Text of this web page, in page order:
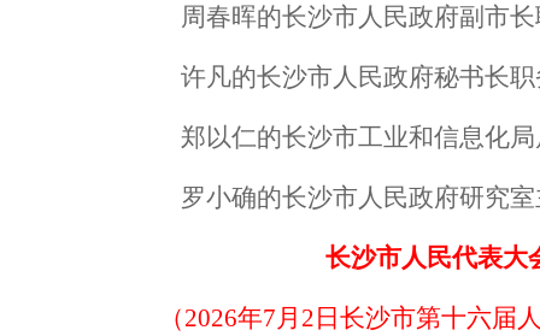
周春晖的长沙市人民政府副市
许凡的长沙市人民政府秘书长
郑以仁的长沙市工业和信息化
罗小确的长沙市人民政府研究
长沙市人民代表大
（2026年7月2日长沙市第十六